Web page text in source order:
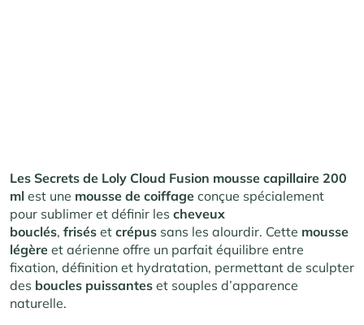
Les Secrets de Loly Cloud Fusion mousse capillaire 200
ml est une mousse de coiffage conçue spécialement
pour sublimer et définir les cheveux
bouclés, frisés et crépus sans les alourdir. Cette mousse
légère et aérienne offre un parfait équilibre entre
fixation, définition et hydratation, permettant de sculpter
des boucles puissantes et souples d’apparence
naturelle.